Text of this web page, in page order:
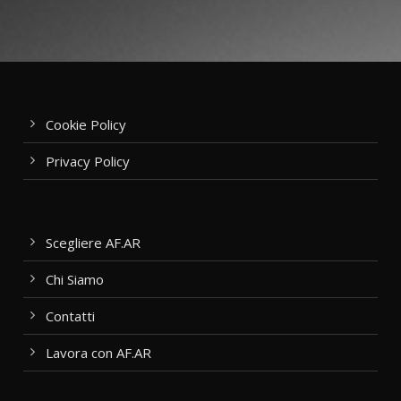
Cookie Policy
Privacy Policy
Scegliere AF.AR
Chi Siamo
Contatti
Lavora con AF.AR